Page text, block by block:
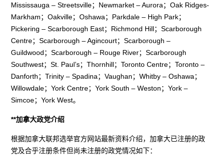
Mississauga – Streetsville；Newmarket – Aurora；Oak Ridges-
Markham；Oakville；Oshawa；Parkdale – High Park；
Pickering – Scarborough East；Richmond Hill；Scarborough
Centre；Scarborough – Agincourt；Scarborough –
Guildwood；Scarborough – Rouge River；Scarborough
Southwest；St. Paul’s；Thornhill；Toronto Centre；Toronto –
Danforth；Trinity – Spadina；Vaughan；Whitby – Oshawa；
Willowdale；York Centre；York South – Weston；York –
Simcoe；York West。
**加拿大政党介绍
根据加拿大联邦选举官方网站最新资料介绍，加拿大已注册的政
党及合乎注册条件但尚未注册的政党情况如下：